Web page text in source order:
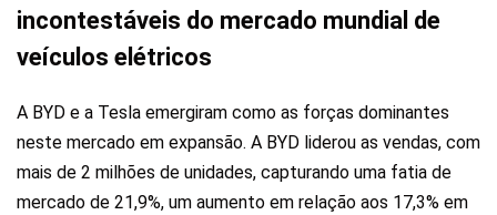
incontestáveis do mercado mundial de
veículos elétricos
A BYD e a Tesla emergiram como as forças dominantes
neste mercado em expansão. A BYD liderou as vendas, com
mais de 2 milhões de unidades, capturando uma fatia de
mercado de 21,9%, um aumento em relação aos 17,3% em